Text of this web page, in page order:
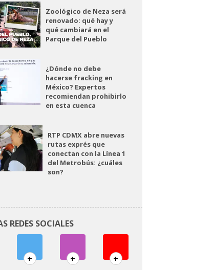
Zoológico de Neza será
renovado: qué hay y
qué cambiará en el
Parque del Pueblo
¿Dónde no debe
hacerse fracking en
México? Expertos
recomiendan prohibirlo
en esta cuenca
RTP CDMX abre nuevas
rutas exprés que
conectan con la Línea 1
del Metrobús: ¿cuáles
son?
REDES SOCIALES
+ + +